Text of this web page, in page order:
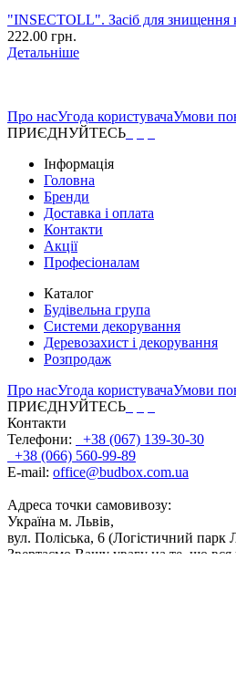
"INSECTOLL". Засіб для знищення
222.00 грн.
Детальніше
Про насУгода користувачаУмови
ПРИЄДНУЙТЕСЬ
Інформація
Головна
Бренди
Доставка і оплата
Контакти
Акції
Професіоналам
Каталог
Будівельна група
Системи декорування
Деревозахист і декорування
Розпродаж
Про насУгода користувачаУмови
ПРИЄДНУЙТЕСЬ
Контакти
Телефони:
+38 (067) 139-30-30
+38 (066) 560-99-89
E-mail: office@budbox.com.ua
Адреса точки самовивозу:
Україна м. Львів,
вул. Поліська, 6 (Логістичний парк
Звертаємо Вашу увагу на те, що вся